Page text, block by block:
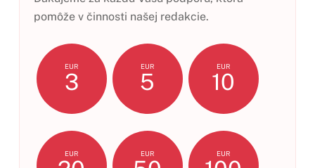
pomôže v činnosti našej redakcie.
EUR
3
EUR
5
EUR
10
EUR EUR EUR